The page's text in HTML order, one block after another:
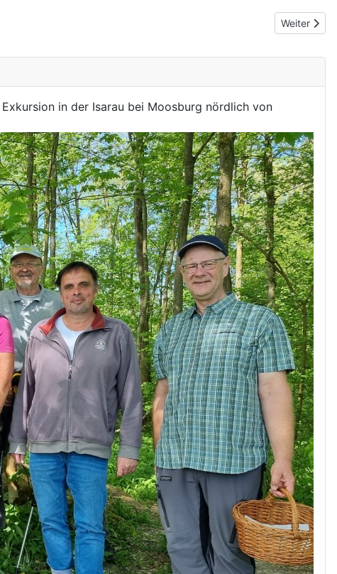
Nächster
Weiter
in der Isarau bei Moosburg nördlich von